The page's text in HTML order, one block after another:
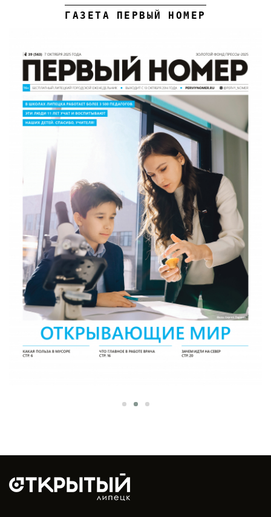
ГАЗЕТА ПЕРВЫЙ НОМЕР